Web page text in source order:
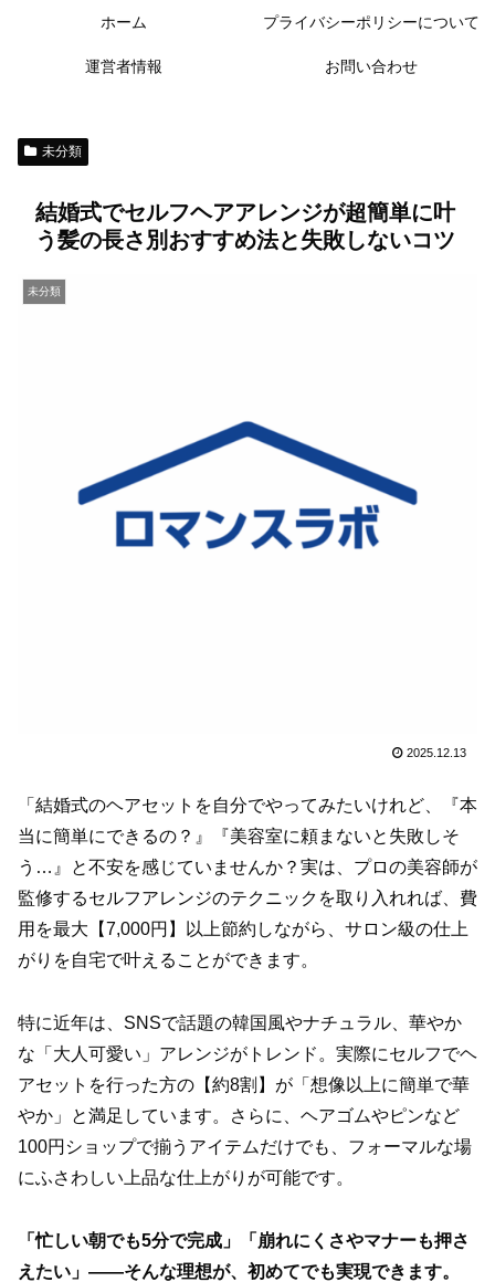
ホーム プライバシーポリシーについて
運営者情報 お問い合わせ
未分類
結婚式でセルフヘアアレンジが超簡単に叶
う髪の長さ別おすすめ法と失敗しないコツ
未分類
2025.12.13
「結婚式のヘアセットを自分でやってみたいけれど、『本
当に簡単にできるの？』『美容室に頼まないと失敗しそ
う…』と不安を感じていませんか？実は、プロの美容師が
監修するセルフアレンジのテクニックを取り入れれば、費
用を最大【7,000円】以上節約しながら、サロン級の仕上
がりを自宅で叶えることができます。
特に近年は、SNSで話題の韓国風やナチュラル、華やか
な「大人可愛い」アレンジがトレンド。実際にセルフでヘ
アセットを行った方の【約8割】が「想像以上に簡単で華
やか」と満足しています。さらに、ヘアゴムやピンなど
100円ショップで揃うアイテムだけでも、フォーマルな場
にふさわしい上品な仕上がりが可能です。
「忙しい朝でも5分で完成」「崩れにくさやマナーも押さ
えたい」――そんな理想が、初めてでも実現できます。